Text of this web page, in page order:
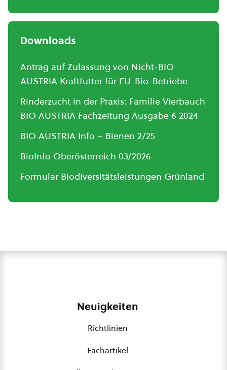
Downloads
Antrag auf Zulassung von Nicht-BIO
AUSTRIA Kraftfutter für EU-Bio-Betriebe
Rinderzucht in der Praxis: Familie Vierbauch
BIO AUSTRIA Fachzeitung Ausgabe 6 2024
BIO AUSTRIA Info – Bienen 2/25
BioInfo Oberösterreich 03/2026
Formular Biodiversitätsleistungen Grünland
Neuigkeiten
Richtlinien
Fachartikel